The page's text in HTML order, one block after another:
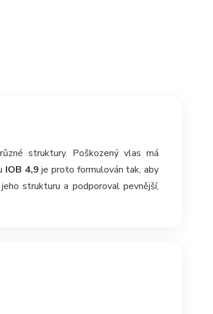
struktury. Poškozený vlas má
IOB 4,9 je proto formulován tak, aby
strukturu a podporoval pevnější,